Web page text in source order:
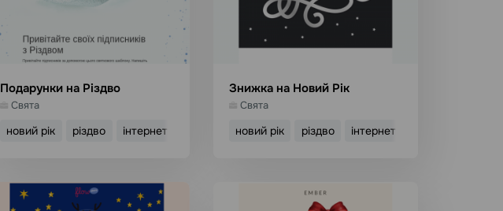
Подарунки на Різдво
Свята
новий рік різдво інтернет-магазин
Використати шаблон
Знижка на Новий Рік
Свята
новий рік різдво інтернет-магазин